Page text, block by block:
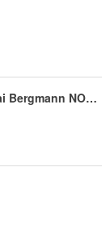
ニコライバーグマン ノム（Nicolai Bergmann NOMU ）